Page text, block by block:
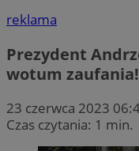
reklama
Prezydent
wotum zaufania!
23 czerwca 2023
Czas czytania: 1 min.